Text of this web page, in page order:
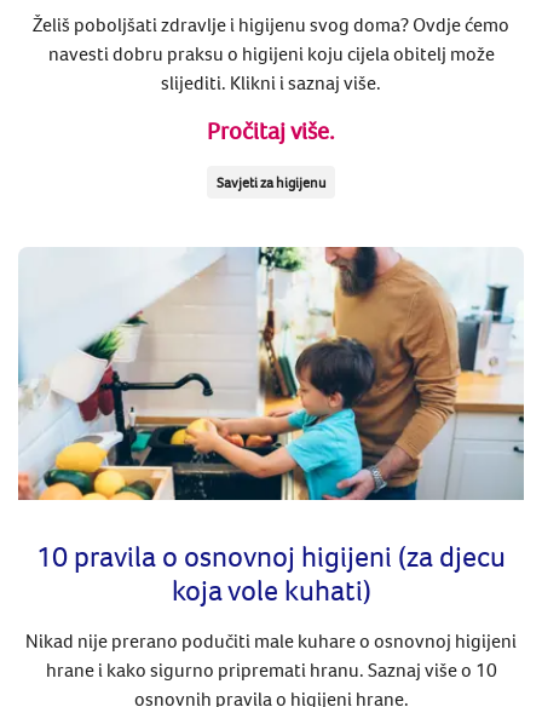
Želiš poboljšati zdravlje i higijenu svog doma? Ovdje ćemo
navesti dobru praksu o higijeni koju cijela obitelj može
slijediti. Klikni i saznaj više.
Pročitaj više.
Savjeti za higijenu
10 pravila o osnovnoj higijeni (za djecu
koja vole kuhati)
Nikad nije prerano podučiti male kuhare o osnovnoj higijeni
hrane i kako sigurno pripremati hranu. Saznaj više o 10
osnovnih pravila o higijeni hrane.